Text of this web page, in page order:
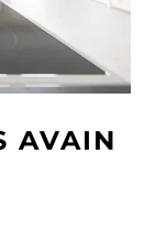
AVAIN